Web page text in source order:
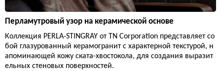
Перламутровый узор на керамической основе
Коллекция PERLA-STINGRAY от TN Corporation представляет со
бой глазурованный керамогранит с характерной текстурой, н
апоминающей кожу ската-хвостокола, для создания выразит
ельных стеновых поверхностей.